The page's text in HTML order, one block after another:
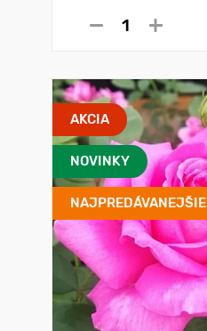
AKCIA
NOVINKY
NAJPREDÁVANEJŠIE